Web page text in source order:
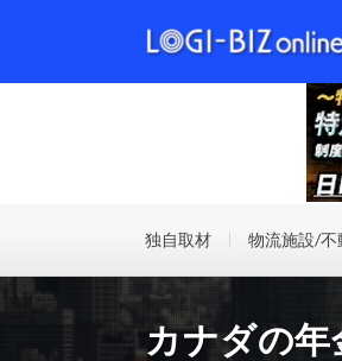
独自取材 物流施設/不
カナダの